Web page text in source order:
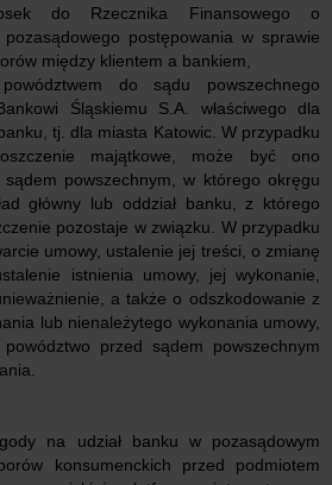
do Rzecznika Finansowego o
pozasądowego postępowania w sprawie
między klientem a bankiem,
do sądu powszechnego
Śląskiemu S.A. właściwego dla
tj. dla miasta Katowic. W przypadku
majątkowe, może być ono
powszechnym, w którego okręgu
główny lub oddział banku, z którego
pozostaje w związku. W przypadku
umowy, ustalenie jej treści, o zmianę
istnienia umowy, jej wykonanie,
a także o odszkodowanie z
lub nienależytego wykonania umowy,
przed sądem powszechnym
na udział banku w pozasądowym
konsumenckich przed podmiotem